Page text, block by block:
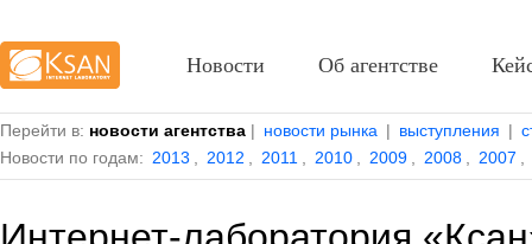
Перейти в: новости агентства | новости рынка | выступления |
Новости по годам: 2013 2012 2011 2010 2009 2008 2007
Новости Об агентстве